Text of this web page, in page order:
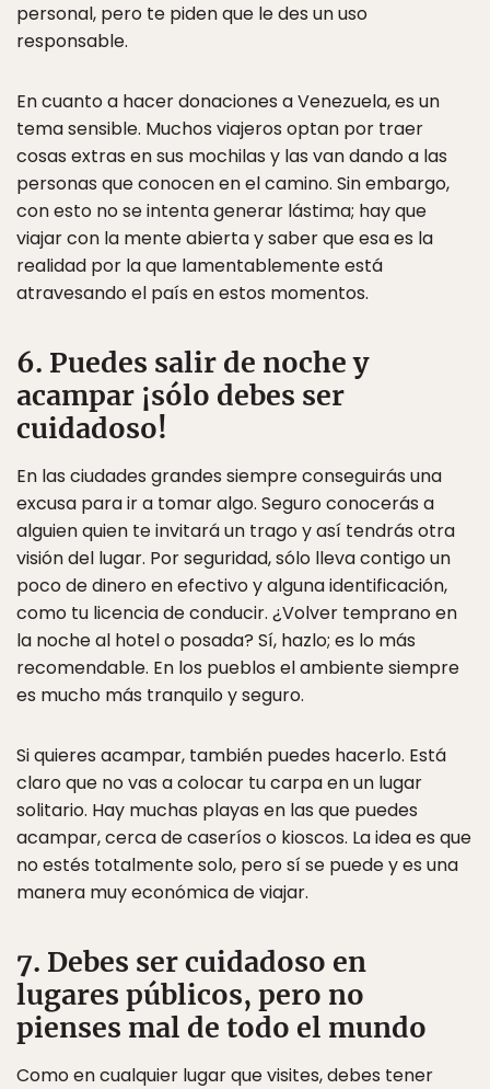
personal, pero te piden que le des un uso
responsable.
En cuanto a hacer donaciones a Venezuela, es un
tema sensible. Muchos viajeros optan por traer
cosas extras en sus mochilas y las van dando a las
personas que conocen en el camino. Sin embargo,
con esto no se intenta generar lástima; hay que
viajar con la mente abierta y saber que esa es la
realidad por la que lamentablemente está
atravesando el país en estos momentos.
6. Puedes salir de noche y
acampar ¡sólo debes ser
cuidadoso!
En las ciudades grandes siempre conseguirás una
excusa para ir a tomar algo. Seguro conocerás a
alguien quien te invitará un trago y así tendrás otra
visión del lugar. Por seguridad, sólo lleva contigo un
poco de dinero en efectivo y alguna identificación,
como tu licencia de conducir. ¿Volver temprano en
la noche al hotel o posada? Sí, hazlo; es lo más
recomendable. En los pueblos el ambiente siempre
es mucho más tranquilo y seguro.
Si quieres acampar, también puedes hacerlo. Está
claro que no vas a colocar tu carpa en un lugar
solitario. Hay muchas playas en las que puedes
acampar, cerca de caseríos o kioscos. La idea es que
no estés totalmente solo, pero sí se puede y es una
manera muy económica de viajar.
7. Debes ser cuidadoso en
lugares públicos, pero no
pienses mal de todo el mundo
Como en cualquier lugar que visites, debes tener